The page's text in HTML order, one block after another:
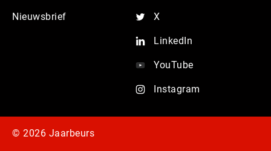
Nieuwsbrief X
LinkedIn
YouTube
Instagram
© 2026 Jaarbeurs